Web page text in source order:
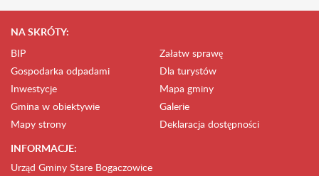
NA SKRÓTY:
BIP
Załatw sprawę
Gospodarka odpadami
Dla turystów
Inwestycje
Mapa gminy
Gmina w obiektywie
Galerie
Mapy strony
Deklaracja dostępności
INFORMACJE:
Urząd Gminy Stare Bogaczowice